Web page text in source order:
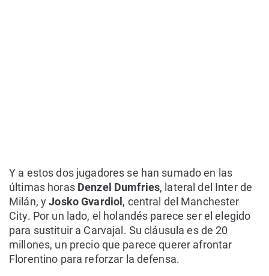
Y a estos dos jugadores se han sumado en las
últimas horas Denzel Dumfries, lateral del Inter de
Milán, yJosko Gvardiol , central del Manchester
City. Por un lado, el holandés parece ser el elegido
para sustituir a Carvajal. Su cláusula es de 20
millones, un precio que parece querer afrontar
Florentino para reforzar la defensa.